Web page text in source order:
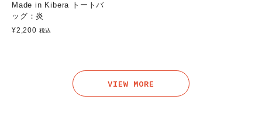
Made in Kibera トートバ
ッグ：炎
¥2,200 税込
VIEW MORE